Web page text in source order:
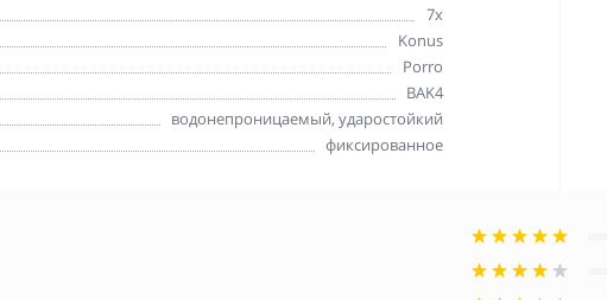
7x
Konus
Porro
BAK4
водонепроницаемый, ударостойкий
фиксированное